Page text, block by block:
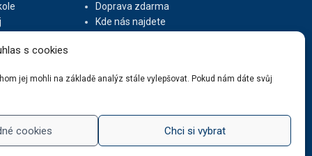
s cookies
jej mohli na základě analýz stále vylepšovat. Pokud nám dáte svůj
cookies Chci si vybrat
Doprava zdarma
Kde nás najdete